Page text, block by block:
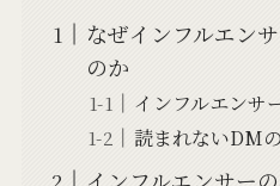
なぜインフルエン
のか
インフルエンサ
読まれないDM